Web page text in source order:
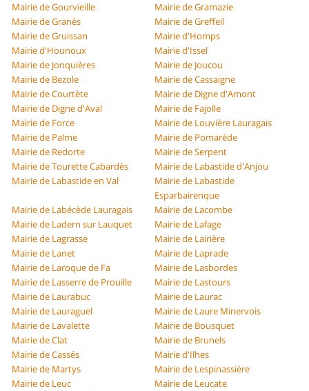
Mairie de Gourvieille
Mairie de Gramazie
Mairie de Granès
Mairie de Greffeil
Mairie de Gruissan
Mairie d'Homps
Mairie d'Hounoux
Mairie d'Issel
Mairie de Jonquières
Mairie de Joucou
Mairie de Bezole
Mairie de Cassaigne
Mairie de Courtète
Mairie de Digne d'Amont
Mairie de Digne d'Aval
Mairie de Fajolle
Mairie de Force
Mairie de Louvière Lauragais
Mairie de Palme
Mairie de Pomarède
Mairie de Redorte
Mairie de Serpent
Mairie de Tourette Cabardès
Mairie de Labastide d'Anjou
Mairie de Labastide en Val
Mairie de Labastide
Esparbairenque
Mairie de Labécède Lauragais
Mairie de Lacombe
Mairie de Ladern sur Lauquet
Mairie de Lafage
Mairie de Lagrasse
Mairie de Lairière
Mairie de Lanet
Mairie de Laprade
Mairie de Laroque de Fa
Mairie de Lasbordes
Mairie de Lasserre de Prouille
Mairie de Lastours
Mairie de Laurabuc
Mairie de Laurac
Mairie de Lauraguel
Mairie de Laure Minervois
Mairie de Lavalette
Mairie de Bousquet
Mairie de Clat
Mairie de Brunels
Mairie de Cassés
Mairie d'Ilhes
Mairie de Martys
Mairie de Lespinassière
Mairie de Leuc
Mairie de Leucate